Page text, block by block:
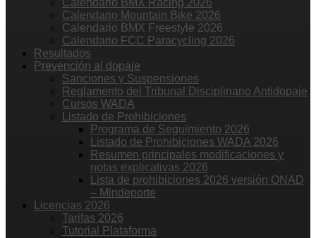
Calendario BMX Racing 2026
Calendario Mountain Bike 2026
Calendario BMX Freestyle 2026
Calendario FCC Paracycling 2026
Resultados
Prevención al dopaje
Sanciones y Suspensiones
Reglamento del Tribunal Disciplinario Antidopaje
Cursos WADA
Listado de Prohibiciones
Programa de Seguimiento 2026
Listado de Prohibiciones WADA 2026
Resumen principales modificaciones y
notas explicativas 2026
Lista de prohibiciones 2026 versión ONAD
– Mindeporte
Licencias 2026
Tarifas 2026
Tutorial Plataforma